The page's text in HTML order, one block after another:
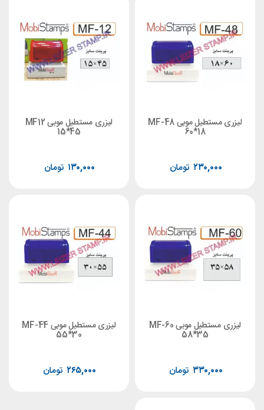
لیزری مستطیل موبی MF-48
60*18
تومان
لیزری مستطیل موبی MF12
15*45
تومان
لیزری مستطیل موبی MF-60
58*35
تومان
لیزری مستطیل موبی MF-44
55*30
تومان